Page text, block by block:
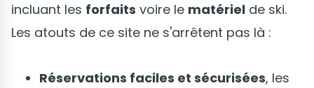
incluant les forfaits voire le matériel de ski.
Les atouts de ce site ne s'arrêtent pas là :
Réservations faciles et sécurisées, les